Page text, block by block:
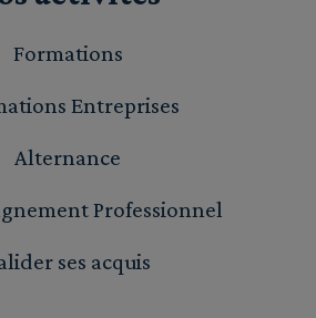
Formations
Entreprises
Alternance
Professionnel
ses acquis